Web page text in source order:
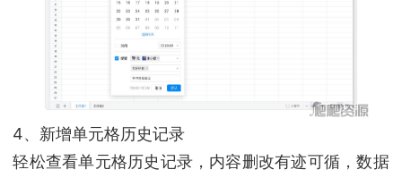
4、新增单元格历史记录
轻松查看单元格历史记录，内容删改有迹可循，数据